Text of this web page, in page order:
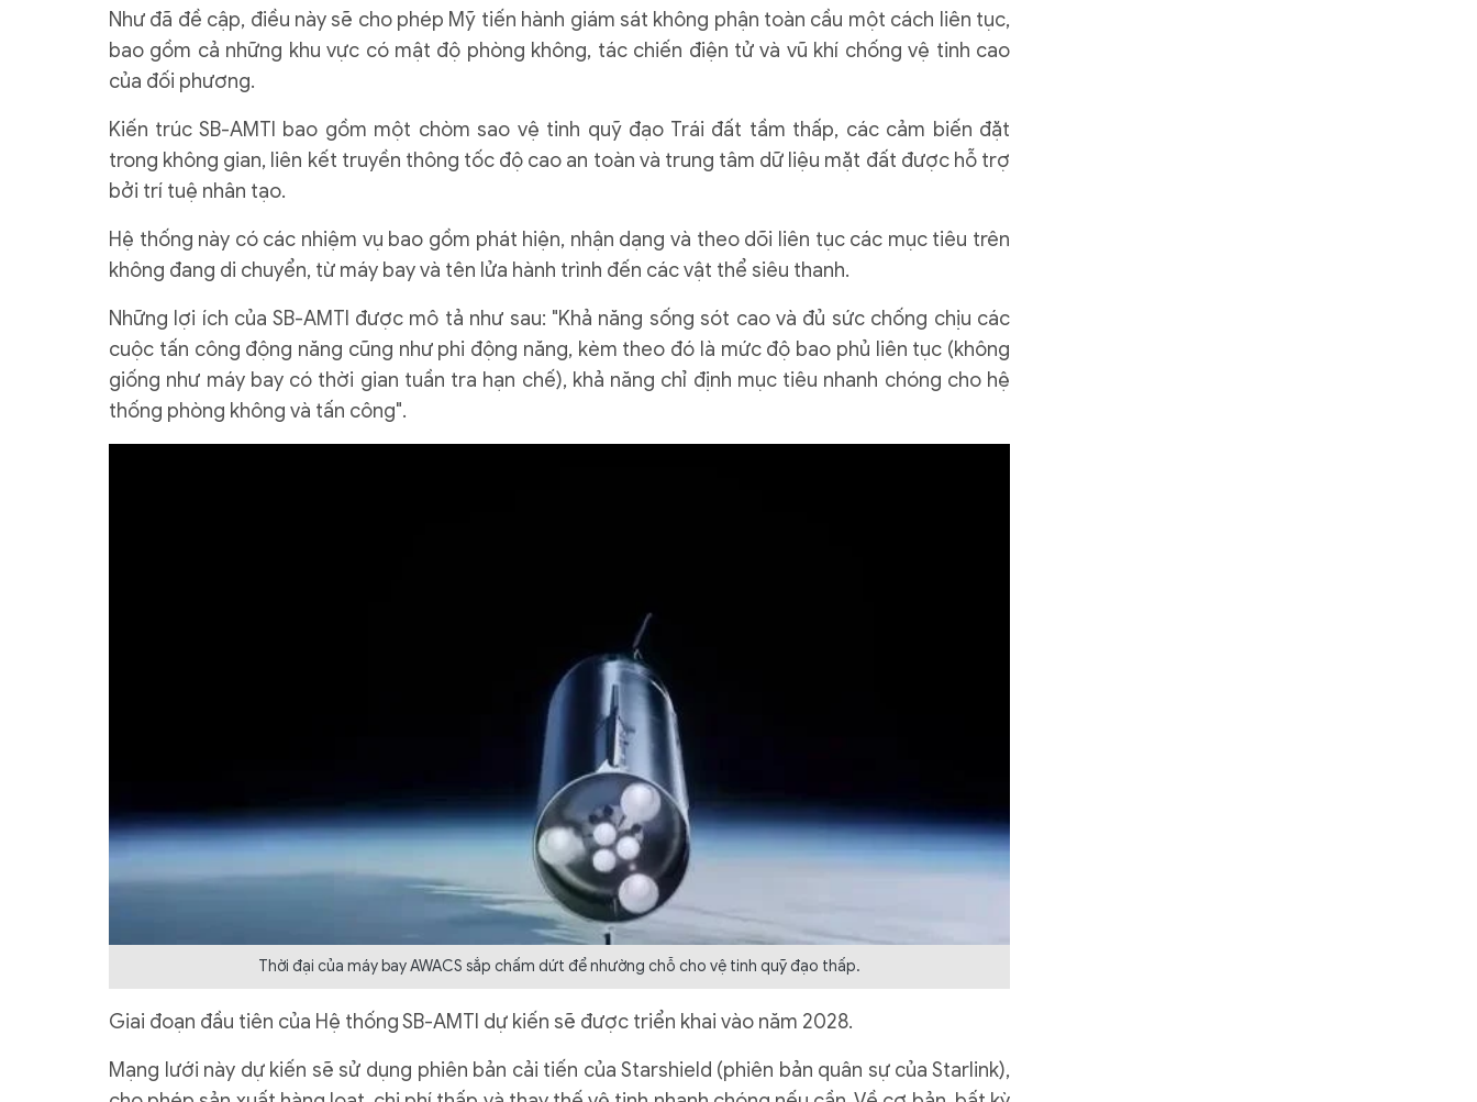
Như đã đề cập, điều này sẽ cho phép Mỹ tiến hành giám sát không phận toàn cầu một cách liên tục,
bao gồm cả những khu vực có mật độ phòng không, tác chiến điện tử và vũ khí chống vệ tinh cao
của đối phương.
Kiến trúc SB-AMTI bao gồm một chòm sao vệ tinh quỹ đạo Trái đất tầm thấp, các cảm biến đặt
trong không gian, liên kết truyền thông tốc độ cao an toàn và trung tâm dữ liệu mặt đất được hỗ trợ
bởi trí tuệ nhân tạo.
Hệ thống này có các nhiệm vụ bao gồm phát hiện, nhận dạng và theo dõi liên tục các mục tiêu trên
không đang di chuyển, từ máy bay và tên lửa hành trình đến các vật thể siêu thanh.
Những lợi ích của SB-AMTI được mô tả như sau: "Khả năng sống sót cao và đủ sức chống chịu các
cuộc tấn công động năng cũng như phi động năng, kèm theo đó là mức độ bao phủ liên tục (không
giống như máy bay có thời gian tuần tra hạn chế), khả năng chỉ định mục tiêu nhanh chóng cho hệ
thống phòng không và tấn công".
Thời đại của máy bay AWACS sắp chấm dứt để nhường chỗ cho vệ tinh quỹ đạo thấp.
Giai đoạn đầu tiên của Hệ thống SB-AMTI dự kiến ​​sẽ được triển khai vào năm 2028.
Mạng lưới này dự kiến ​​sẽ sử dụng phiên bản cải tiến của Starshield (phiên bản quân sự của Starlink),